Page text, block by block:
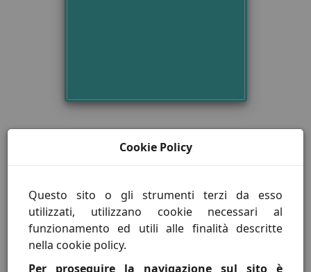
A&T TO 23Cookie Policy
Questo sito o gli strumenti terzi da esso
utilizzati, utilizzano cookie necessari al
funzionamento ed utili alle finalità descritte
nella cookie policy.
Per proseguire la navigazione sul sito è